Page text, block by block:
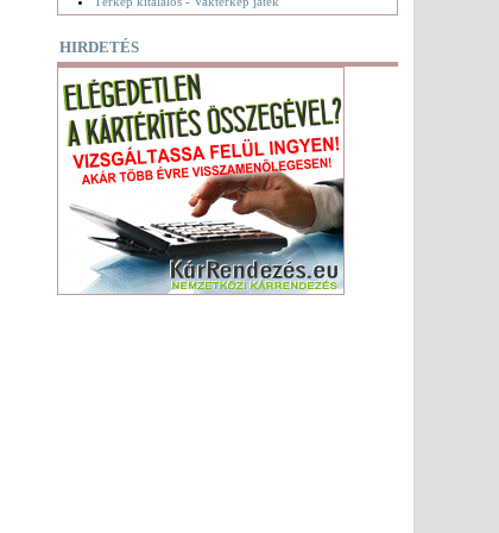
HIRDETÉS